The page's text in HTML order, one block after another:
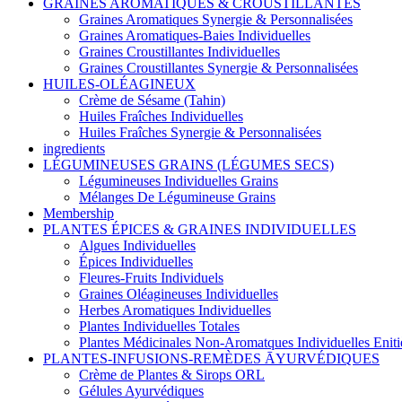
Graines Aromatiques Synergie & Personnalisées
Graines Aromatiques-Baies Individuelles
Graines Croustillantes Individuelles
Graines Croustillantes Synergie & Personnalisées
HUILES-OLÉAGINEUX
Crème de Sésame (Tahin)
Huiles Fraîches Individuelles
Huiles Fraîches Synergie & Personnalisées
ingredients
LÉGUMINEUSES GRAINS (LÉGUMES SECS)
Légumineuses Individuelles Grains
Mélanges De Légumineuse Grains
Membership
PLANTES ÉPICES & GRAINES INDIVIDUELLES
Algues Individuelles
Épices Individuelles
Fleures-Fruits Individuels
Graines Oléagineuses Individuelles
Herbes Aromatiques Individuelles
Plantes Individuelles Totales
Plantes Médicinales Non-Aromatques Individuelles
PLANTES-INFUSIONS-REMÈDES ĀYURVÉDIQUES
Crème de Plantes & Sirops ORL
Gélules Ayurvédiques